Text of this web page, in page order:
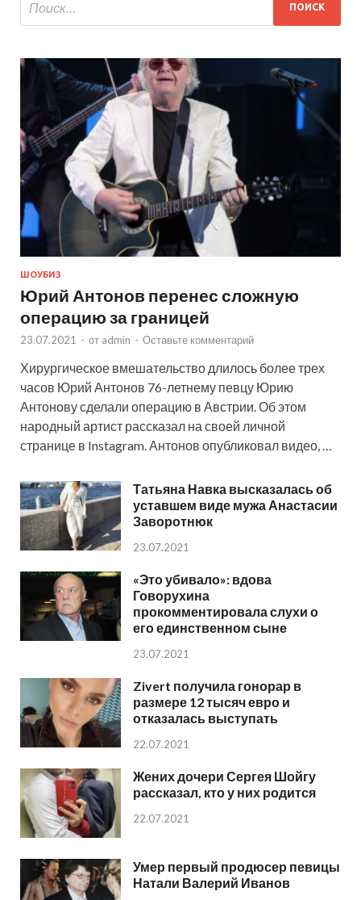
ШОУБИЗ
Юрий Антонов перенес сложную
операцию за границей
23.07.2021 - от admin - Оставьте комментарий
Хирургическое вмешательство длилось более трех
часов Юрий Антонов 76-летнему певцу Юрию
Антонову сделали операцию в Австрии. Об этом
народный артист рассказал на своей личной
странице в Instagram. Антонов опубликовал видео, …
Татьяна Навка высказалась об
уставшем виде мужа Анастасии
Заворотнюк
23.07.2021
«Это убивало»: вдова
Говорухина
прокомментировала слухи о
его единственном сыне
23.07.2021
Zivert получила гонорар в
размере 12 тысяч евро и
отказалась выступать
22.07.2021
Жених дочери Сергея Шойгу
рассказал, кто у них родится
22.07.2021
Умер первый продюсер певицы
Натали Валерий Иванов